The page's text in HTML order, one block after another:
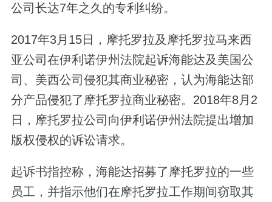
公司长达7年之久的专利纠纷。
2017年3月15日，摩托罗拉及摩托罗拉马来西
亚公司在伊利诺伊州法院起诉海能达及美国公
司、美西公司侵犯其商业秘密，认为海能达部
分产品侵犯了摩托罗拉商业秘密。2018年8月2
日，摩托罗拉公司向伊利诺伊州法院提出增加
版权侵权的诉讼请求。
起诉书指控称，海能达招募了摩托罗拉的一些
员工，并指示他们在摩托罗拉工作期间窃取其